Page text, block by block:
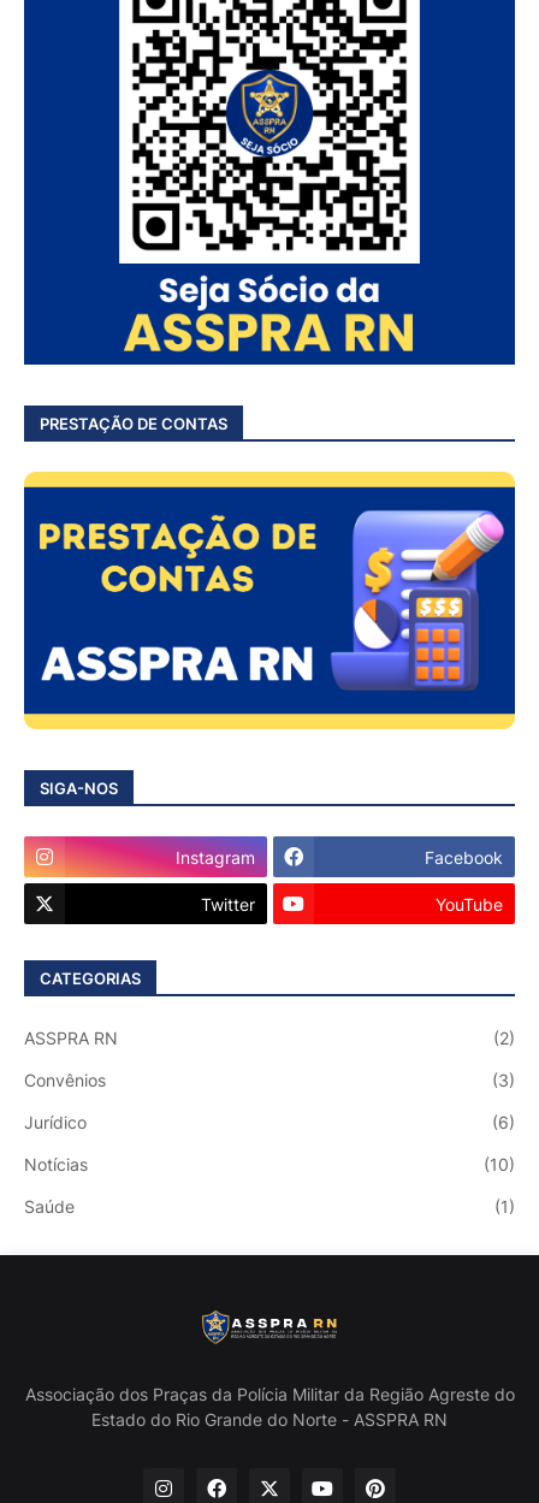
PRESTAÇÃO DE CONTAS
SIGA-NOS
Instagram Facebook
Twitter YouTube
CATEGORIAS
ASSPRA RN (2)
Convênios (3)
Jurídico (6)
Notícias (10)
Saúde (1)
Associação dos Praças da Polícia Militar da Região Agreste do
Estado do Rio Grande do Norte - ASSPRA RN